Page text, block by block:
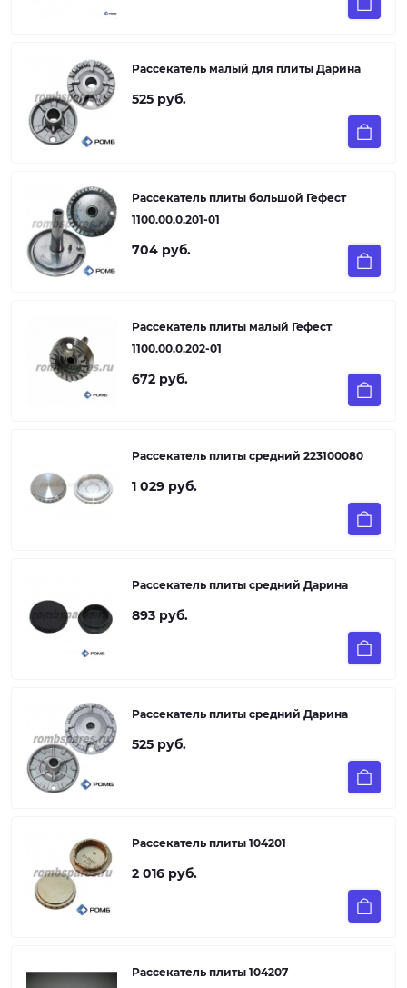
Рассекатель малый для плиты Дарина
525 руб.
Рассекатель плиты большой Гефест
1100.00.0.201-01
704 руб.
Рассекатель плиты малый Гефест
1100.00.0.202-01
672 руб.
Рассекатель плиты средний 223100080
1 029 руб.
Рассекатель плиты средний Дарина
893 руб.
Рассекатель плиты средний Дарина
525 руб.
Рассекатель плиты 104201
2 016 руб.
Рассекатель плиты 104207